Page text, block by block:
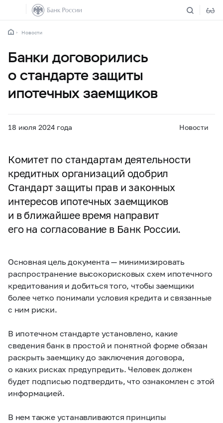
Новости
Банки договорились
о стандарте защиты
ипотечных заемщиков
18 июля 2024 года Новости
Комитет по стандартам деятельности
кредитных организаций одобрил
Стандарт защиты прав и законных
интересов ипотечных заемщиков
и в ближайшее время направит
его на согласование в Банк России.
Основная цель документа — минимизировать
распространение высокорисковых схем ипотечного
кредитования и добиться того, чтобы заемщики
более четко понимали условия кредита и связанные
с ним риски.
В ипотечном стандарте установлено, какие
сведения банк в простой и понятной форме обязан
раскрыть заемщику до заключения договора,
о каких рисках предупредить. Человек должен
будет подписью подтвердить, что ознакомлен с этой
информацией.
В нем также устанавливаются принципы